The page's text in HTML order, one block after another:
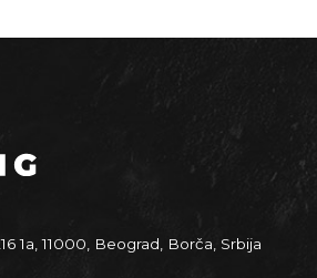
1a, 11000, Beograd, Borča, Srbija